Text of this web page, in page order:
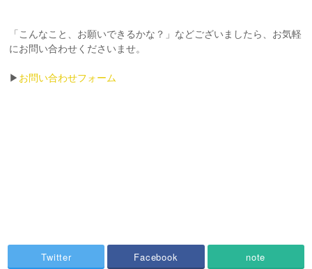
「こんなこと、お願いできるかな？」などございましたら、お気軽
にお問い合わせくださいませ。
▶ お問い合わせフォーム
Twitter Facebook note